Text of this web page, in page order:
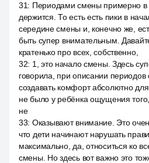
31: Периодами смены примерно в
держится. То есть есть пики в
середине смены и, конечно же,
быть супер внимательным.
кратенько про всех, собственно,
32: 1, это начало смены. Здесь
говорила, при описании периодов
создавать комфорт абсолютно
не было у ребёнка ощущения
не
33: Оказывают внимание. Это
что дети начинают нарушать
максимально, да, относиться ко
смены. Но здесь вот важно это